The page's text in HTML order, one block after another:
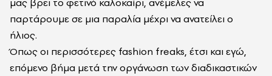
παρτάρουμε σε μια παραλία μέχρι να ανατείλει ο
ήλιος.
Όπως οι περισσότερες fashion freaks, έτσι και εγώ,
επόμενο βήμα μετά την οργάνωση των διαδικαστικών